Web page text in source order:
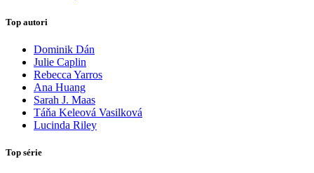
Top autori
Dominik Dán
Julie Caplin
Rebecca Yarros
Ana Huang
Sarah J. Maas
Táňa Keleová Vasilková
Lucinda Riley
Top série